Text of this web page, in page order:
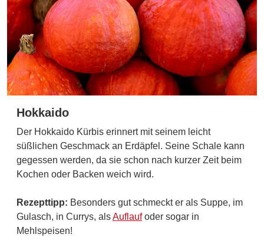
Hokkaido
Der Hokkaido Kürbis erinnert mit seinem leicht
süßlichen Geschmack an Erdäpfel. Seine Schale kann
gegessen werden, da sie schon nach kurzer Zeit beim
Kochen oder Backen weich wird.
Rezepttipp: Besonders gut schmeckt er als Suppe, im
Gulasch, in Currys, alsAuflaufoder sogar in
Mehlspeisen!